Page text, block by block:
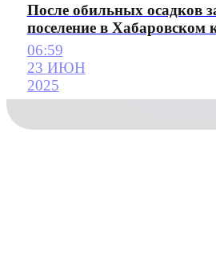
После обильных осадков
поселение в Хабаровском
06:59
23 ИЮН
2025